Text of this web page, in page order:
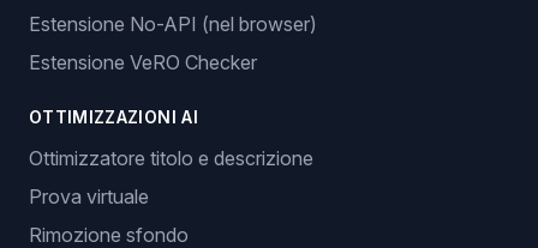
Estensione No-API (nel browser)
Estensione VeRO Checker
OTTIMIZZAZIONI AI
Ottimizzatore titolo e descrizione
Prova virtuale
Rimozione sfondo